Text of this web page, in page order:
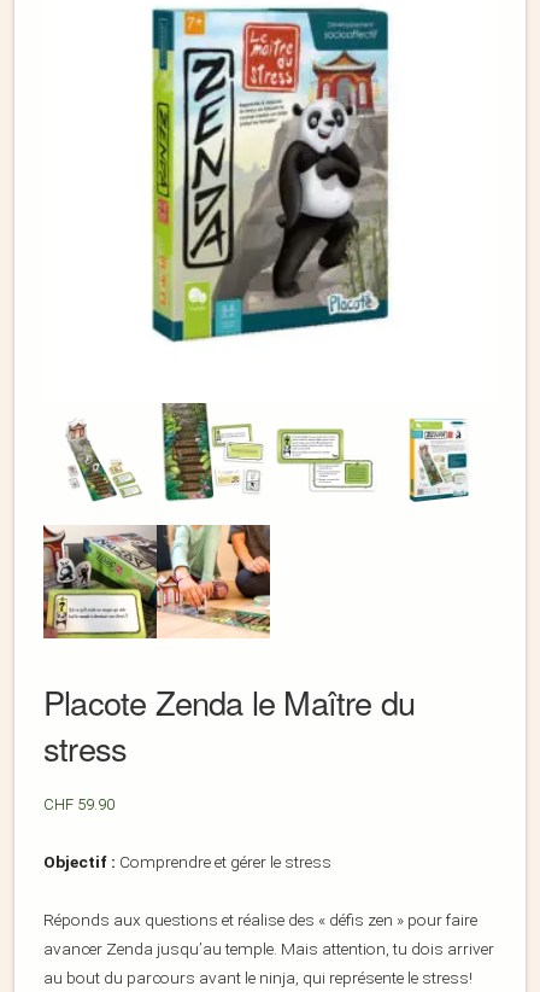
Placote Zenda le Maître du
stress
CHF 59.90
Objectif : Comprendre et gérer le stress
Réponds aux questions et réalise des « défis zen » pour faire
avancer Zenda jusqu’au temple. Mais attention, tu dois arriver
au bout du parcours avant le ninja, qui représente le stress!